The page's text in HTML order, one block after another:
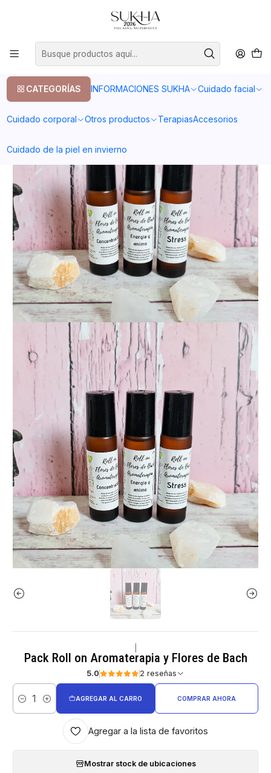
CATEGORÍAS INFORMACIONES SUKHA Cuidado facial
Cuidado corporal Otros productos TerapiasAccesorios
Cuidado de la piel en invierno
20% en tu primera compra con el codigo COMPRA1
Pack Roll on Aromaterapia y Flores de Bach
Pack Roll on Aromaterapia y Flores de Bach
5.0 2 reseñas
Cantidad
AGREGAR AL CARRO COMPRAR AHORA
Agregar a la lista de favoritos
Mostrar stock de ubicaciones